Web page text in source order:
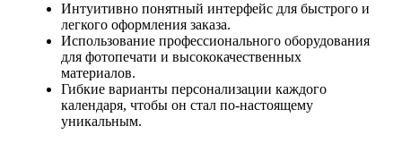
Интуитивно понятный интерфейс для быстрого и
легкого оформления заказа.
Использование профессионального оборудования
для фотопечати и высококачественных
материалов.
Гибкие варианты персонализации каждого
календаря, чтобы он стал по-настоящему
уникальным.